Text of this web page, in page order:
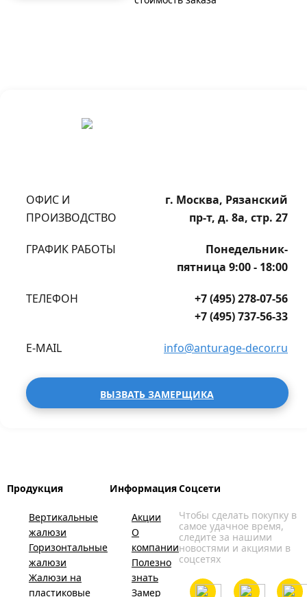
ОФИС И
ПРОИЗВОДСТВО
г. Москва, Рязанский
пр-т, д. 8а, стр. 27
ГРАФИК РАБОТЫ
Понедельник-
пятница 9:00 - 18:00
ТЕЛЕФОН
+7 (495) 278-07-56
+7 (495) 737-56-33
E-MAIL info@anturage-decor.ru
ВЫЗВАТЬ ЗАМЕРЩИКА
Продукция
Вертикальные
жалюзи
Горизонтальные
жалюзи
Жалюзи на
пластиковые
Информация
Акции
О
компании
Полезно
знать
Замер
Соцсети
Чтобы сделать покупку в
самое удачное время,
следите за нашими
новостями и акциями в
соцсетях